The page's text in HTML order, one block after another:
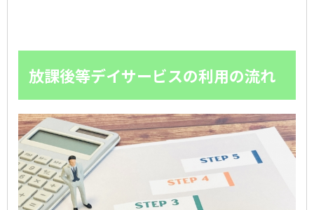
放課後等デイサービスの利用の流れ